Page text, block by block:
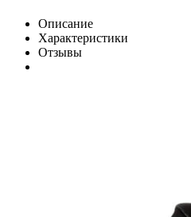
Описание
Характеристики
Отзывы